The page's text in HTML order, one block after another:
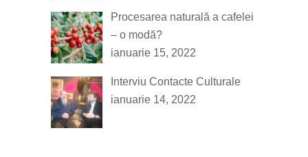
Procesarea naturală a cafelei
– o modă?
ianuarie 15, 2022
Interviu Contacte Culturale
ianuarie 14, 2022